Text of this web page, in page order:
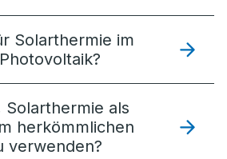
Solarthermie im
Solarthermie als
herkömmlichen
verwenden?